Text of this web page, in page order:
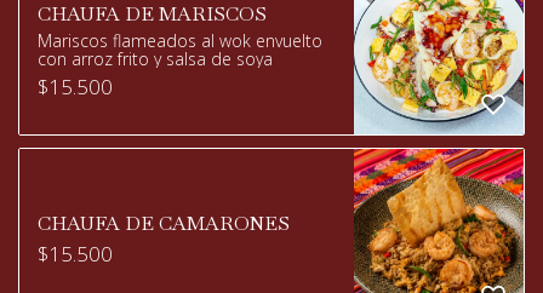
CHAUFA DE MARISCOS
Mariscos flameados al wok envuelto
con arroz frito y salsa de soya
$15.500
CHAUFA DE CAMARONES
$15.500